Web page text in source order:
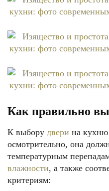
Как правильно
К выбору двери на кухню
осмотрительно, она
температурным
влажности, а также
критериям: